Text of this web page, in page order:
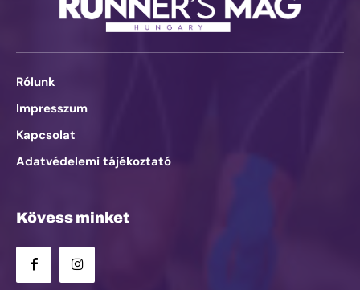
Rólunk
Impresszum
Kapcsolat
Adatvédelemi tájékoztató
Kövess minket